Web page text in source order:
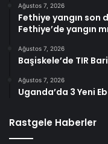
Ağustos 7, 2026
Fethiye yangın son
Fethiye’de yangın
Ağustos 7, 2026
Başiskele’de TIR
Ağustos 7, 2026
Uganda’da 3 Yeni
Rastgele Haberler